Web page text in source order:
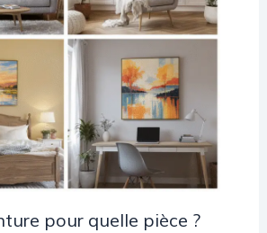
pour quelle pièce ?